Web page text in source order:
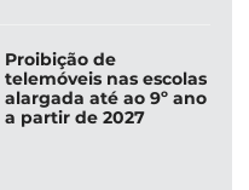
Proibição de
telemóveis nas escolas
alargada até ao 9º ano
a partir de 2027